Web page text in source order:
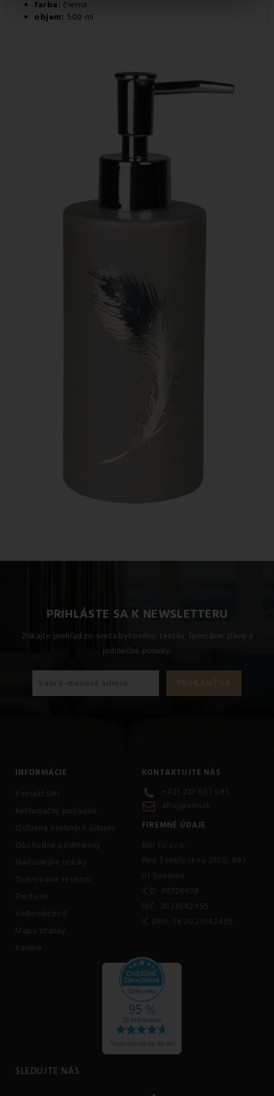
farba: čierna
objem: 500 ml
PRIHLÁSTE SA K NEWSLETTERU
Získajte prehľad zo sveta bytového textilu, špeciálne zľavy a
jedinečné ponuky.
INFORMÁCIE
Kontakt EMI
Reklamačný poriadok
Ochrana osobných údajov
Obchodné podmienky
Najčastejšie otázky
Overovanie recenzií
Predajne
Veľkoobchod
Mapa stránky
Kariéra
KONTAKTUJTE NÁS
+421 233 057 083
ahoj@emi.sk
FIREMNÉ ÚDAJE
EMI EU s.r.o.
Pod Švabľovkou 2100, 083
01 Sabinov
IČO: 46726608
DIČ: 2023542455
IČ DPH: SK 2023542455
SLEDUJTE NÁS